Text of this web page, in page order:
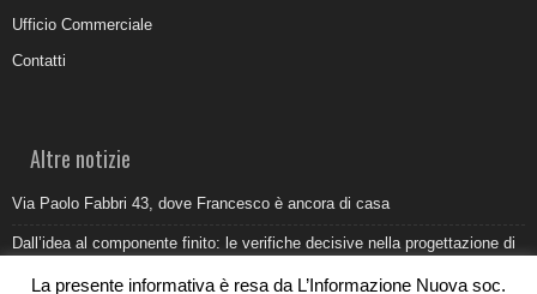
Ufficio Commerciale
Contatti
Altre notizie
Via Paolo Fabbri 43, dove Francesco è ancora di casa
Dall’idea al componente finito: le verifiche decisive nella progettazione di
La presente informativa è resa da L’Informazione Nuova soc.